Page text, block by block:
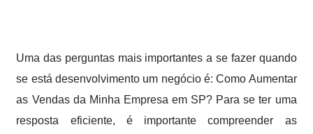
Uma das perguntas mais importantes a se fazer quando
se está desenvolvimento um negócio é: Como Aumentar
as Vendas da Minha Empresa em SP? Para se ter uma
resposta eficiente, é importante compreender as